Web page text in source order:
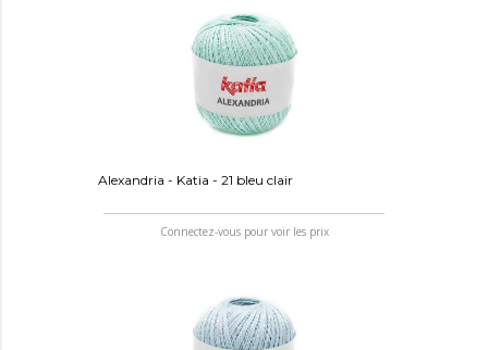
Alexandria - Katia - 21 bleu clair
Connectez-vous pour voir les prix